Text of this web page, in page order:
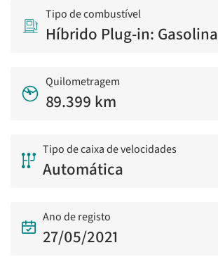
Tipo de combustível
Híbrido Plug-in:
Quilometragem
89.399 km
Tipo de caixa de velocidades
Automática
Ano de registo
27/05/2021